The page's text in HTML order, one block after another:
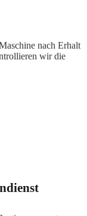
nach Erhalt
wir die